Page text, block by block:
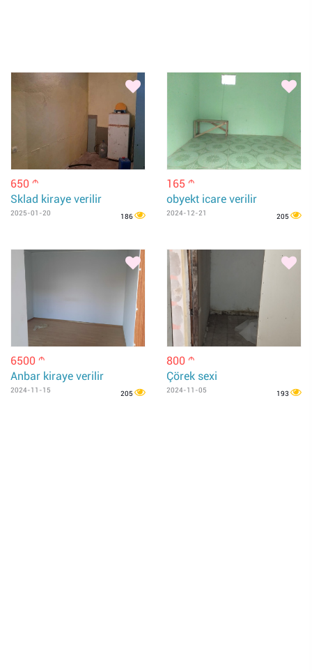
650 m
Sklad kiraye verilir
2025-01-20 186
165 m
obyekt icare verilir
2024-12-21 205
6500 m
Anbar kiraye verilir
2024-11-15 205
800 m
Çörek sexi
2024-11-05 193